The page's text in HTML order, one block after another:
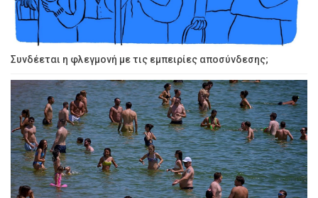
Συνδέεται η φλεγμονή με τις εμπειρίες αποσύνδεσης;